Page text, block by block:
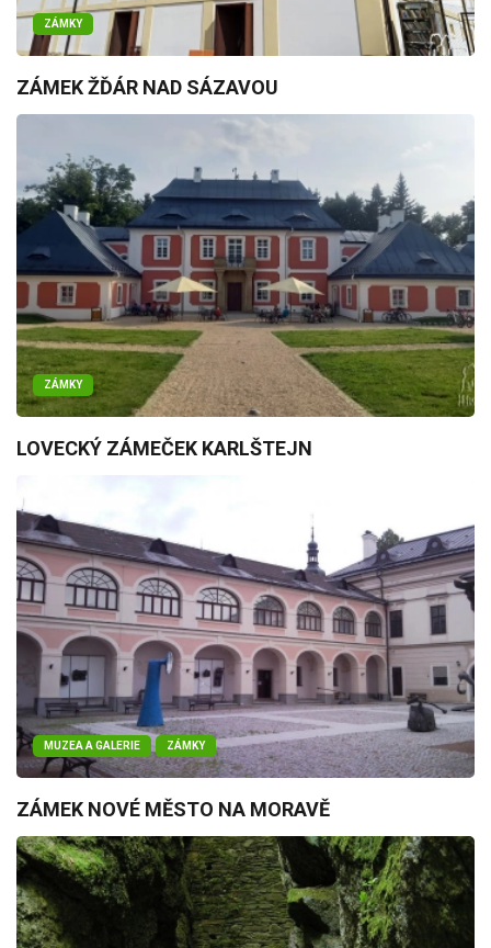
ZÁMKY
ZÁMEK ŽĎÁR NAD SÁZAVOU
ZÁMKY
LOVECKÝ ZÁMEČEK KARLŠTEJN
MUZEA A GALERIE ZÁMKY
ZÁMEK NOVÉ MĚSTO NA MORAVĚ